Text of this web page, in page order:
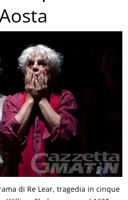
di Re Lear, tragedia in cinque